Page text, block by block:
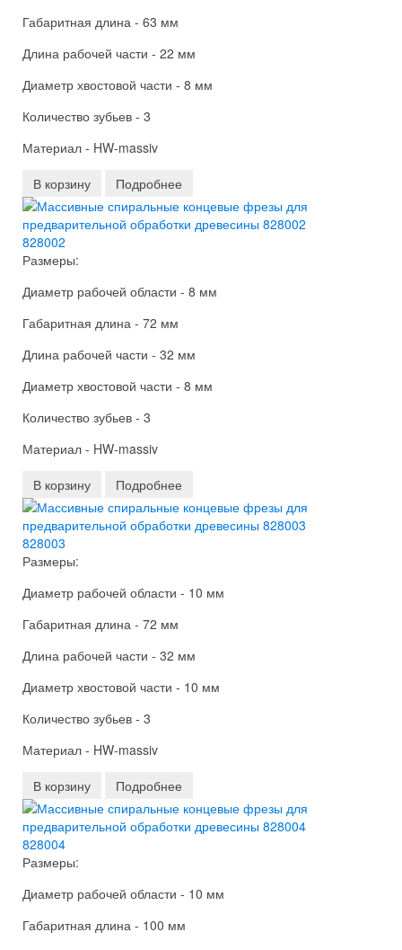
Габаритная длина - 63 мм
Длина рабочей части - 22 мм
Диаметр хвостовой части - 8 мм
Количество зубьев - 3
Материал - HW-massiv
В корзину
Подробнее
828002
Размеры:
Диаметр рабочей области - 8 мм
Габаритная длина - 72 мм
Длина рабочей части - 32 мм
Диаметр хвостовой части - 8 мм
Количество зубьев - 3
Материал - HW-massiv
В корзину
Подробнее
828003
Размеры:
Диаметр рабочей области - 10 мм
Габаритная длина - 72 мм
Длина рабочей части - 32 мм
Диаметр хвостовой части - 10 мм
Количество зубьев - 3
Материал - HW-massiv
В корзину
Подробнее
828004
Размеры:
Диаметр рабочей области - 10 мм
Габаритная длина - 100 мм